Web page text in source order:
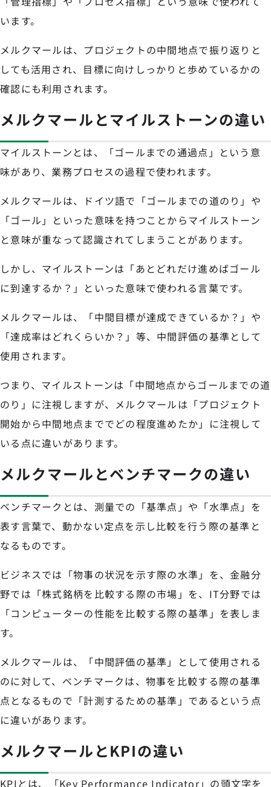
います。
メルクマールは、プロジェクトの中間地点で振り返りと
しても活用され、目標に向けしっかりと歩めているかの
確認にも利用されます。
メルクマールとマイルストーンの違い
マイルストーンとは、「ゴールまでの通過点」という意
味があり、業務プロセスの過程で使われます。
メルクマールは、ドイツ語で「ゴールまでの道のり」や
「ゴール」といった意味を持つことからマイルストーン
と意味が重なって認識されてしまうことがあります。
しかし、マイルストーンは「あとどれだけ進めばゴール
に到達するか？」といった意味で使われる言葉です。
メルクマールは、「中間目標が達成できているか？」や
「達成率はどれくらいか？」等、中間評価の基準として
使用されます。
つまり、マイルストーンは「中間地点からゴールまでの道
のり」に注視しますが、メルクマールは「プロジェクト
開始から中間地点まででどの程度進めたか」に注視して
いる点に違いがあります。
メルクマールとベンチマークの違い
ベンチマークとは、測量での「基準点」や「水準点」を
表す言葉で、動かない定点を示し比較を行う際の基準と
なるものです。
ビジネスでは「物事の状況を示す際の水準」を、金融分
野では「株式銘柄を比較する際の市場」を、IT分野では
「コンピューターの性能を比較する際の基準」を表しま
す。
メルクマールは、「中間評価の基準」として使用される
のに対して、ベンチマークは、物事を比較する際の基準
点となるもので「計測するための基準」であるという点
に違いがあります。
メルクマールとKPIの違い
KPIとは、「Key Performance Indicator」の頭文字を